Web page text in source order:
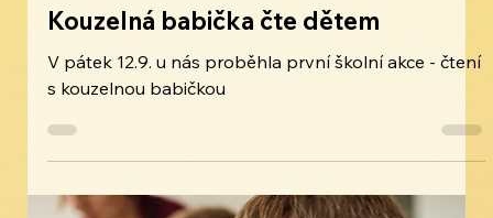
Základní škola
Kouzelná babička čte dětem
s kouzelnou babičkou